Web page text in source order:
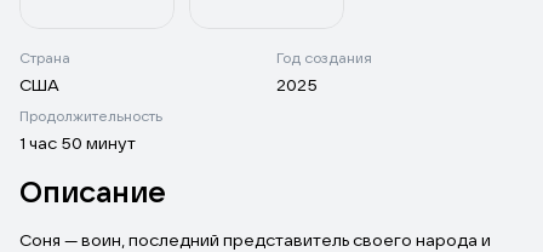
Страна
США
Год создания
2025
Продолжительность
1 час 50 минут
Описание
Соня — воин, последний представитель своего народа и